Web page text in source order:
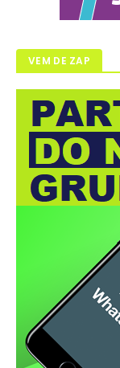
VEM DE ZAP